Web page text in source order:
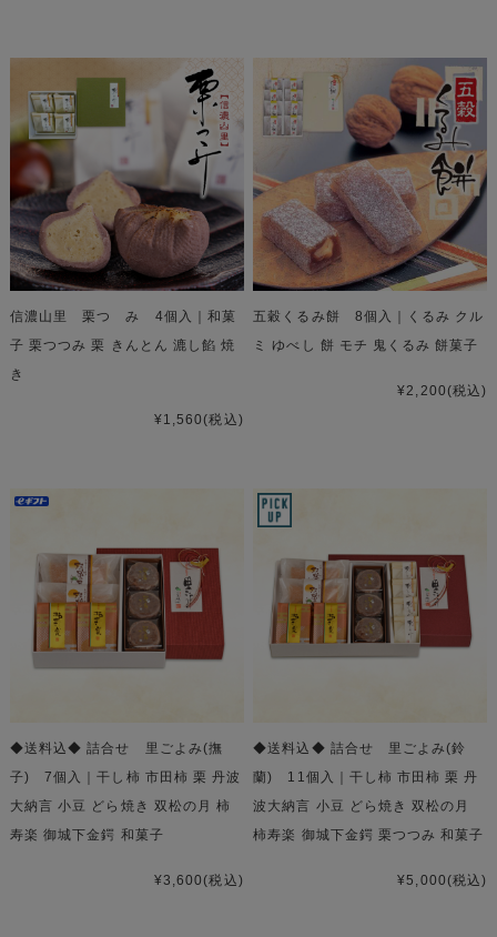
信濃山里 栗つゝみ 4個入｜和菓
子 栗つつみ 栗 きんとん 漉し餡 焼
き
¥1,560(税込)
五穀くるみ餅 8個入｜くるみ クル
ミ ゆべし 餅 モチ 鬼くるみ 餅菓子
¥2,200(税込)
◆送料込◆ 詰合せ 里ごよみ(撫
子) 7個入｜干し柿 市田柿 栗 丹波
大納言 小豆 どら焼き 双松の月 柿
寿楽 御城下金鍔 和菓子
¥3,600(税込)
◆送料込◆ 詰合せ 里ごよみ(鈴
蘭) 11個入｜干し柿 市田柿 栗 丹
波大納言 小豆 どら焼き 双松の月
柿寿楽 御城下金鍔 栗つつみ 和菓子
¥5,000(税込)